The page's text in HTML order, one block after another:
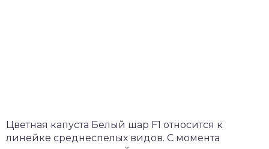
Цветная капуста Белый шар F1 относится к
линейке среднеспелых видов. С момента